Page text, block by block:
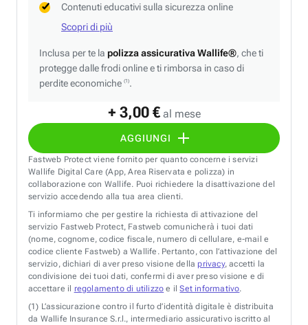
+ 3,00 € al mese
AGGIUNGI
Contenuti educativi sulla sicurezza online
Scopri di più
Inclusa per te la polizza assicurativa Wallife®, che ti
protegge dalle frodi online e ti rimborsa in caso di
perdite economiche (1).
Fastweb Protect viene fornito per quanto concerne i servizi
Wallife Digital Care (App, Area Riservata e polizza) in
collaborazione con Wallife. Puoi richiedere la disattivazione del
servizio accedendo alla tua area clienti.
Ti informiamo che per gestire la richiesta di attivazione del
servizio Fastweb Protect, Fastweb comunicherà i tuoi dati
(nome, cognome, codice fiscale, numero di cellulare, e-mail e
codice cliente Fastweb) a Wallife. Pertanto, con l’attivazione del
servizio, dichiari di aver preso visione della privacy, accetti la
condivisione dei tuoi dati, confermi di aver preso visione e di
accettare il regolamento di utilizzo e ilSet informativo.
(1) L’assicurazione contro il furto d’identità digitale è distribuita
da Wallife Insurance S.r.l., intermediario assicurativo iscritto al